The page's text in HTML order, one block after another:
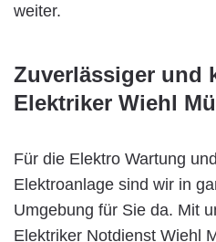
weiter.
Zuverlässiger und
Elektriker Wiehl
Für die Elektro Wartung
Elektroanlage sind wir in
Umgebung für Sie da. Mit
Elektriker Notdienst Wiehl